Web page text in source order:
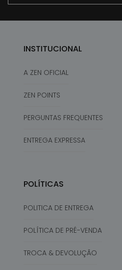
INSTITUCIONAL
A ZEN OFICIAL
ZEN POINTS
PERGUNTAS FREQUENTES
ENTREGA EXPRESSA
POLÍTICAS
POLITICA DE ENTREGA
POLÍTICA DE PRÉ-VENDA
TROCA & DEVOLUÇÃO